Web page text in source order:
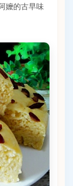
嬤的古早味